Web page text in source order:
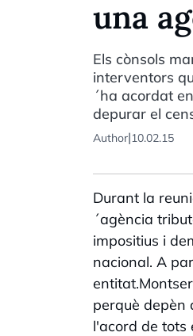
una
Els cònsols
interventors
´ha acordat
depurar el
Author|10.02.15
Durant la
´agència
impositius i
nacional. A
perquè depèn
l'acord de tots